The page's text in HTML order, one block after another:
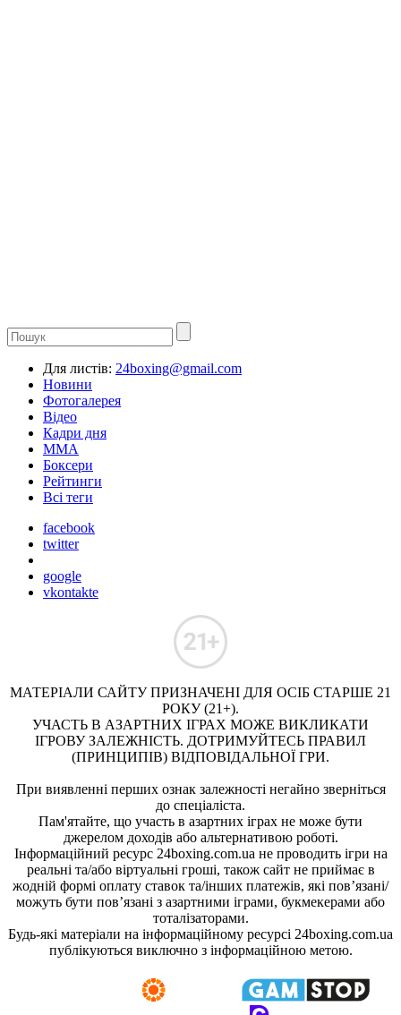
Для листів: 24boxing@gmail.com
Новини
Фотогалерея
Відео
Кадри дня
ММА
Боксери
Рейтинги
Всі теги
facebook
twitter
google
vkontakte
МАТЕРІАЛИ САЙТУ ПРИЗНАЧЕНІ ДЛЯ ОСІБ СТАРШЕ 21
РОКУ (21+).
УЧАСТЬ В АЗАРТНИХ ІГРАХ МОЖЕ ВИКЛИКАТИ
ІГРОВУ ЗАЛЕЖНІСТЬ. ДОТРИМУЙТЕСЬ ПРАВИЛ
(ПРИНЦИПІВ) ВІДПОВІДАЛЬНОЇ ГРИ.
При виявленні перших ознак залежності негайно зверніться
до спеціаліста.
Пам'ятайте, що участь в азартних іграх не може бути
джерелом доходів або альтернативою роботі.
Інформаційний ресурс 24boxing.com.ua не проводить ігри на
реальні та/або віртуальні гроші, також сайт не приймає в
жодній формі оплату ставок та/інших платежів, які пов’язані/
можуть бути пов’язані з азартними іграми, букмекерами або
тоталізаторами.
Будь-які матеріали на інформаційному ресурсі 24boxing.com.ua
публікуються виключно з інформаційною метою.